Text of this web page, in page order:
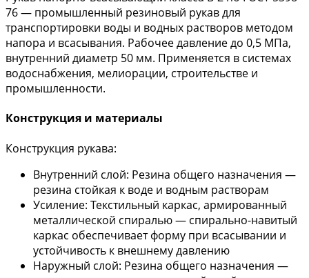
76 — промышленный резиновый рукав для
транспортировки воды и водных растворов методом
напора и всасывания. Рабочее давление до 0,5 МПа,
внутренний диаметр 50 мм. Применяется в системах
водоснабжения, мелиорации, строительстве и
промышленности.
Конструкция и материалы
Конструкция рукава:
Внутренний слой: Резина общего назначения —
резина стойкая к воде и водным растворам
Усиление: Текстильный каркас, армированный
металлической спиралью — спирально-навитый
каркас обеспечивает форму при всасывании и
устойчивость к внешнему давлению
Наружный слой: Резина общего назначения —